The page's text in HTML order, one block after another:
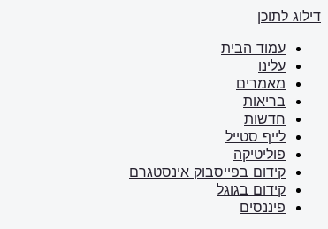
דילוג לתוכן
עמוד הבית
עלינו
מאמרים
בריאות
חדשות
לייף סטייל
פוליטיקה
קידום בפייסבוק אינסטגרם
קידום בגוגל
פיננסים